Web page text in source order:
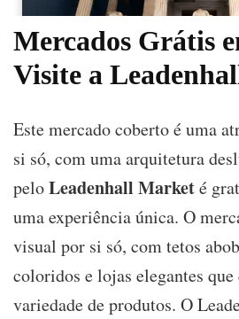
Mercados Grátis
Visite a
Este mercado coberto é uma
si só, com uma arquitetura
peloLeadenhall Marketé
uma experiência única. O
visual por si só, com tetos
coloridos e lojas elegantes
variedade de produtos. O